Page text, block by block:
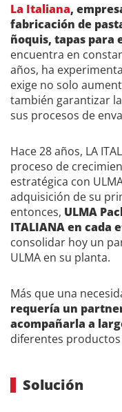
La Italiana,
fabricación de
ñoquis, tapas para
encuentra en
años, ha
exige no solo
también garantizar
sus procesos de
Hace 28 años, LA
proceso de
estratégica con
adquisición de su
entonces, ULMA
ITALIANA en cada
consolidar hoy un
ULMA en su planta.
Más que una
requería un
acompañarla a
diferentes
Solución